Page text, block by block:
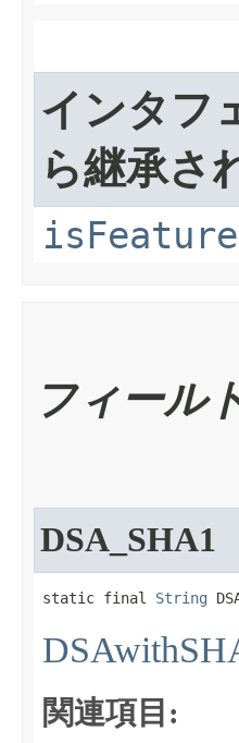
インタフ
ら継承さ
フィール
DSA_SHA1
static final String
関連項目: